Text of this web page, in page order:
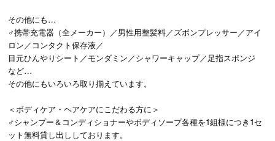
その他にも…
♂携帯充電器（全メーカー）／男性用整髪料／ズボンプレッサー／アイ
ロン／コンタクト保存液／
目元ひんやりシート／モンダミン／シャワーキャップ／足指スポンジ
など…
その他にもいろいろ取り揃えています。
＜ボディケア・ヘアケアにこだわる方に＞
♂シャンプー＆コンディショナーやボディソープ各種を1組様につき1セ
ット無料貸し出ししております。